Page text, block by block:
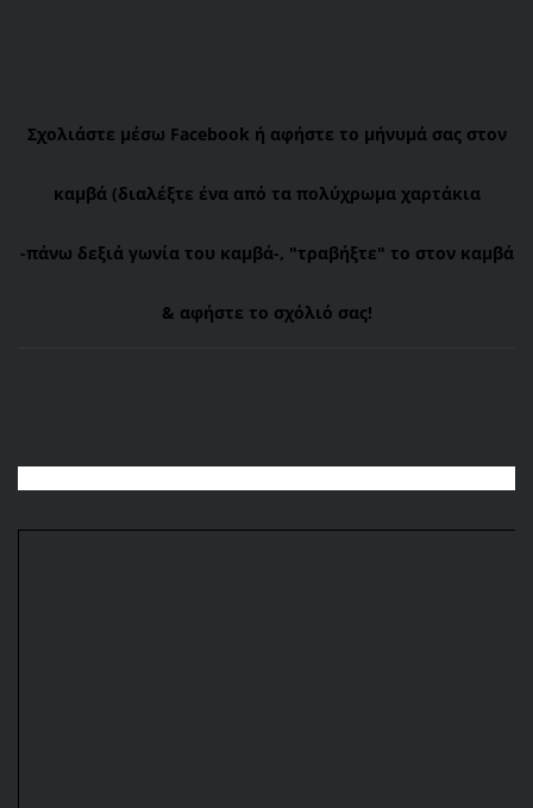
Σχολιάστε μέσω Facebook ή αφήστε το μήνυμά σας στον
καμβά (διαλέξτε ένα από τα πολύχρωμα χαρτάκια
-πάνω δεξιά γωνία του καμβά-, "τραβήξτε" το στον καμβά
& αφήστε το σχόλιό σας!